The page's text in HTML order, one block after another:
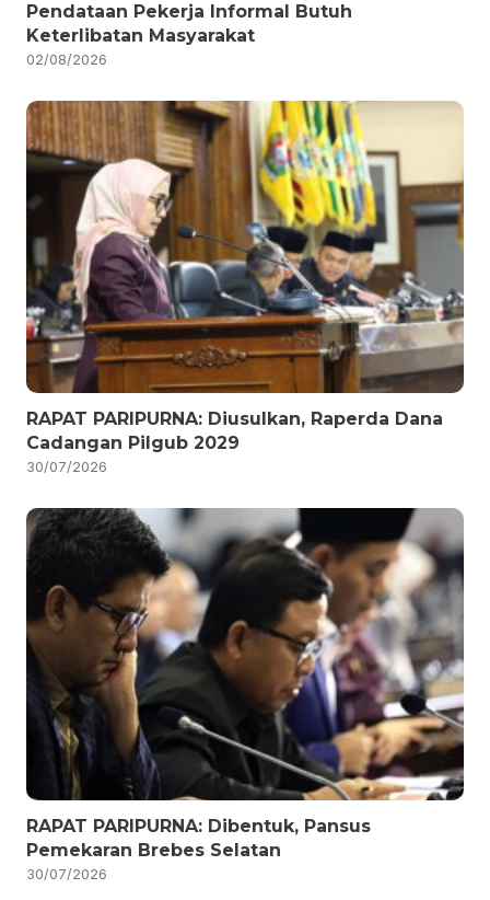
Pendataan Pekerja Informal Butuh
Keterlibatan Masyarakat
02/08/2026
RAPAT PARIPURNA: Diusulkan, Raperda Dana
Cadangan Pilgub 2029
30/07/2026
RAPAT PARIPURNA: Dibentuk, Pansus
Pemekaran Brebes Selatan
30/07/2026